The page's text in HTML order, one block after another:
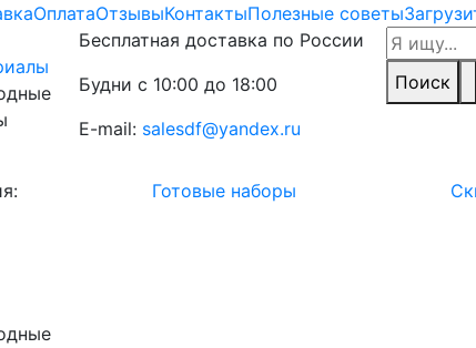
ОплатаОтзывыКонтактыПолезные советы
Бесплатная доставка по России
Будни с 10:00 до 18:00
E-mail: salesdf@yandex.ru
Поиск
Готовые наборы